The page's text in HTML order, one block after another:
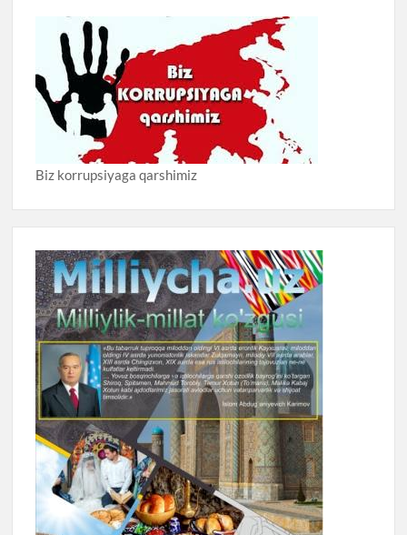
Biz korrupsiyaga qarshimiz